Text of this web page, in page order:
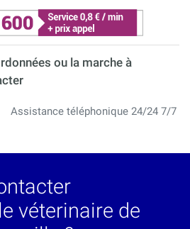
ou la marche à
Assistance téléphonique 24/24 7/7
véterinaire de